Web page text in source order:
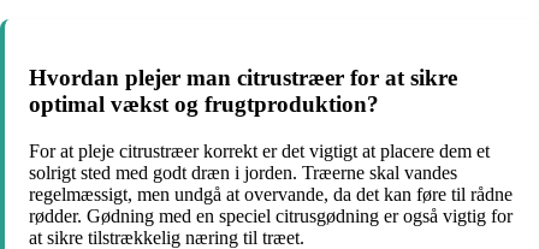
Hvordan plejer man citrustræer for at sikre
optimal vækst og frugtproduktion?
For at pleje citrustræer korrekt er det vigtigt at placere dem et
solrigt sted med godt dræn i jorden. Træerne skal vandes
regelmæssigt, men undgå at overvande, da det kan føre til rådne
rødder. Gødning med en speciel citrusgødning er også vigtig for
at sikre tilstrækkelig næring til træet.